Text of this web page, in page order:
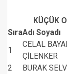
KÜÇÜK
SıraAdı Soyadı
1
CELAL
ÇİLENKER
2
BURAK